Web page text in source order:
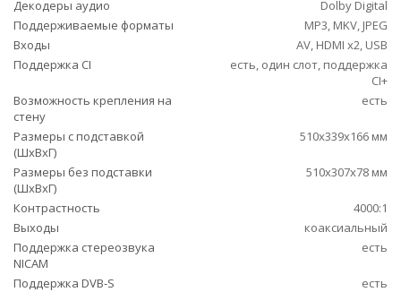
Декодеры аудио
Dolby Digital
Поддерживаемые форматы
MP3, MKV, JPEG
Входы
AV, HDMI x2, USB
Поддержка CI
есть, один слот, поддержка
CI+
Возможность крепления на
стену
есть
Размеры с подставкой
(ШxВxГ)
510x339x166 мм
Размеры без подставки
(ШxВxГ)
510x307x78 мм
Контрастность
4000:1
Выходы
коаксиальный
Поддержка стереозвука
NICAM
есть
Поддержка DVB-S
есть